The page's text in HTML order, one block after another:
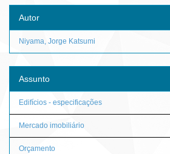
Autor
Niyama, Jorge Katsumi
Assunto
Edifícios - especificações
Mercado imobiliário
Orçamento